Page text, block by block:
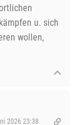
u. sich
wollen,
2026 23:38